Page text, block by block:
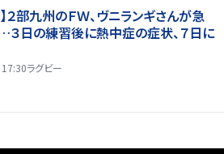
２部九州のＦＷ、ヴニランギさんが急
…３日の練習後に熱中症の症状、７日に
ラグビー